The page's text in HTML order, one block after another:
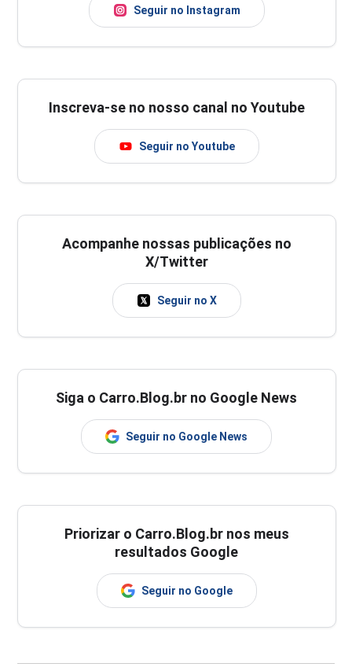
Seguir no Instagram
Inscreva-se no nosso canal no Youtube
Seguir no Youtube
Acompanhe nossas publicações no
X/Twitter
Seguir no X
Siga o Carro.Blog.br no Google News
Seguir no Google News
Priorizar o Carro.Blog.br nos meus
resultados Google
Seguir no Google